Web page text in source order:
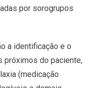
por sorogrupos
a identificação e o
próximos do paciente,
(medicação